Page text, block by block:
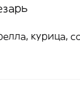
курица,